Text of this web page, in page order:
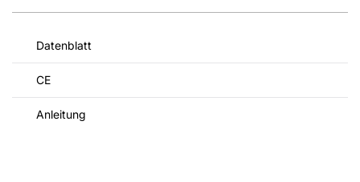
Datenblatt
CE
Anleitung